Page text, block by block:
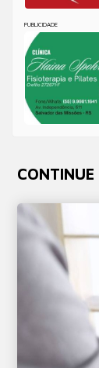
PUBLICIDADE